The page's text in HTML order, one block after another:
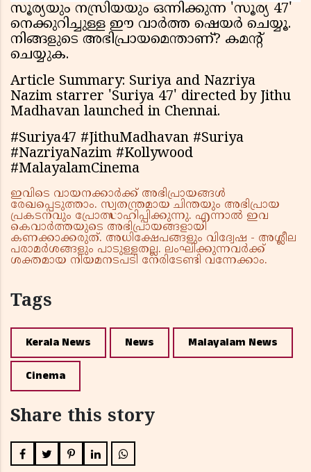
സൂര്യയും നസ്രിയയും ഒന്നിക്കുന്ന 'സൂര്യ 47'
നെക്കുറിച്ചുള്ള ഈ വാർത്ത ഷെയർ ചെയ്യൂ.
നിങ്ങളുടെ അഭിപ്രായമെന്താണ്? കമൻ്റ്
ചെയ്യുക.
Article Summary: Suriya and Nazriya
Nazim starrer 'Suriya 47' directed by Jithu
Madhavan launched in Chennai.
#Suriya47 #JithuMadhavan #Suriya
#NazriyaNazim #Kollywood
#MalayalamCinema
ഇവിടെ വായനക്കാർക്ക് അഭിപ്രായങ്ങൾ
രേഖപ്പെടുത്താം. സ്വതന്ത്രമായ ചിന്തയും അഭിപ്രായ
പ്രകടനവും പ്രോത്സാഹിപ്പിക്കുന്നു. എന്നാൽ ഇവ
കെവാർത്തയുടെ അഭിപ്രായങ്ങളായി
കണക്കാക്കരുത്. അധിക്ഷേപങ്ങളും വിദ്വേഷ - അശ്ലീല
പരാമർശങ്ങളും പാടുള്ളതല്ല. ലംഘിക്കുന്നവർക്ക്
ശക്തമായ നിയമനടപടി നേരിടേണ്ടി വന്നേക്കാം.
Tags
Kerala News News Malayalam News
Cinema
Share this story